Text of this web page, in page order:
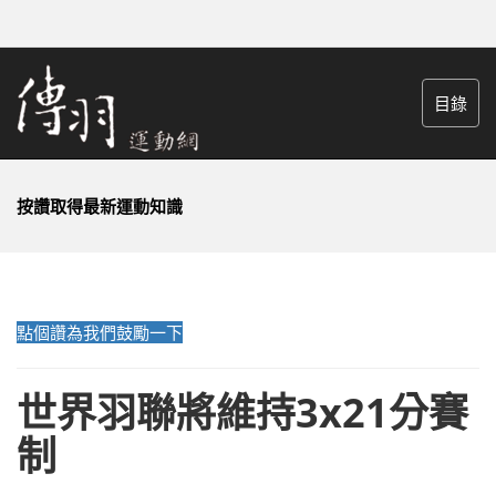
目錄
按讚取得最新運動知識
點個讚為我們鼓勵一下
世界羽聯將維持3x21分賽
制